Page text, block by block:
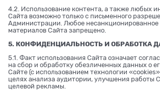
4.2. Использование контента, а также любых
Сайта возможно только с письменного
Администрации. Любое несанкционированное
материалов Сайта запрещено.
5. КОНФИДЕНЦИАЛЬНОСТЬ И ОБРАБОТКА
5.1. Факт использования Сайта означает
на сбор и обработку обезличенных данных о
Сайте (с использованием технологии
целях анализа аудитории, улучшения работы
целевой рекламы.